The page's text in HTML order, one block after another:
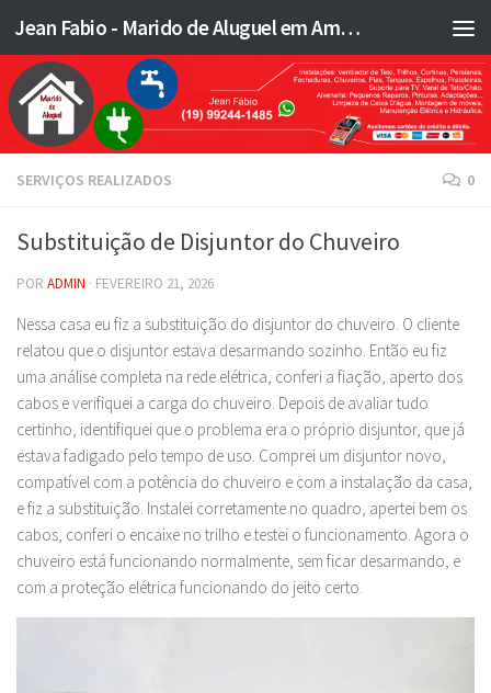
Skip to content Jean Fabio - Marido de Aluguel em Americana SP e região - JFMA
SERVIÇOS REALIZADOS 0
Substituição de Disjuntor do Chuveiro
POR ADMIN · FEVEREIRO 21, 2026
Nessa casa eu fiz a substituição do disjuntor do chuveiro. O cliente
relatou que o disjuntor estava desarmando sozinho. Então eu fiz
uma análise completa na rede elétrica, conferi a fiação, aperto dos
cabos e verifiquei a carga do chuveiro. Depois de avaliar tudo
certinho, identifiquei que o problema era o próprio disjuntor, que já
estava fadigado pelo tempo de uso. Comprei um disjuntor novo,
compatível com a potência do chuveiro e com a instalação da casa,
e fiz a substituição. Instalei corretamente no quadro, apertei bem os
cabos, conferi o encaixe no trilho e testei o funcionamento. Agora o
chuveiro está funcionando normalmente, sem ficar desarmando, e
com a proteção elétrica funcionando do jeito certo.